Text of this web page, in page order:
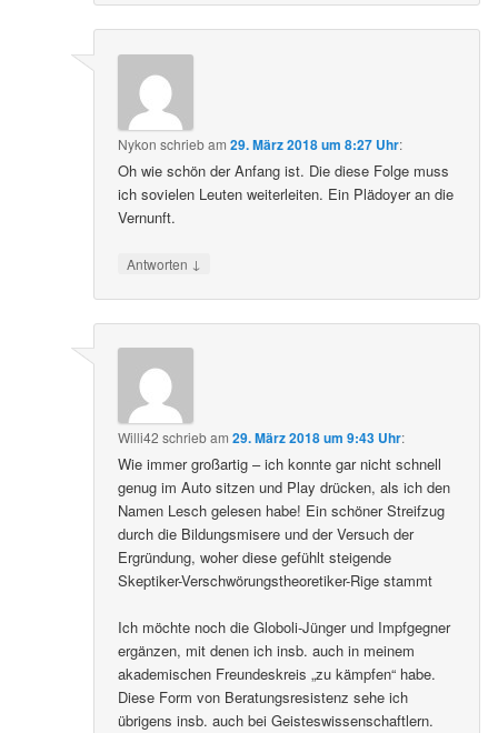
Nykon schriebam29. März 2018 um 8:27 Uhr:
Oh wie schön der Anfang ist. Die diese Folge muss
ich sovielen Leuten weiterleiten. Ein Plädoyer an die
Vernunft.
Antworten ↓
Willi42 schriebam29. März 2018 um 9:43 Uhr:
Wie immer großartig – ich konnte gar nicht schnell
genug im Auto sitzen und Play drücken, als ich den
Namen Lesch gelesen habe! Ein schöner Streifzug
durch die Bildungsmisere und der Versuch der
Ergründung, woher diese gefühlt steigende
Skeptiker-Verschwörungstheoretiker-Rige stammt
Ich möchte noch die Globoli-Jünger und Impfgegner
ergänzen, mit denen ich insb. auch in meinem
akademischen Freundeskreis „zu kämpfen“ habe.
Diese Form von Beratungsresistenz sehe ich
übrigens insb. auch bei Geisteswissenschaftlern.